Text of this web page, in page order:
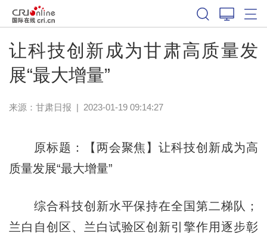
让科技创新成为甘肃高质量发
展“最大增量”
来源： 甘肃日报 | 2023-01-19 09:14:27
原标题：【两会聚焦】让科技创新成为高
质量发展“最大增量”
综合科技创新水平保持在全国第二梯队；
兰白自创区、兰白试验区创新引擎作用逐步彰